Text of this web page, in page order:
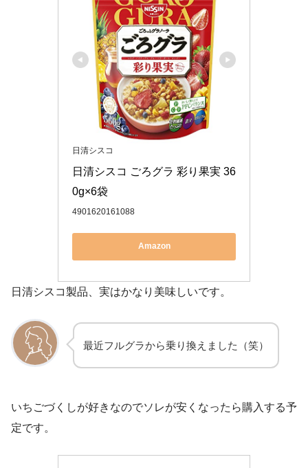
日清シスコ
日清シスコ ごろグラ 彩り果実 36
0g×6袋
4901620161088
Amazon
日清シスコ製品、実はかなり美味しいです。
最近フルグラから乗り換えました（笑）
いちごづくしが好きなのでソレが安くなったら購入する予
定です。